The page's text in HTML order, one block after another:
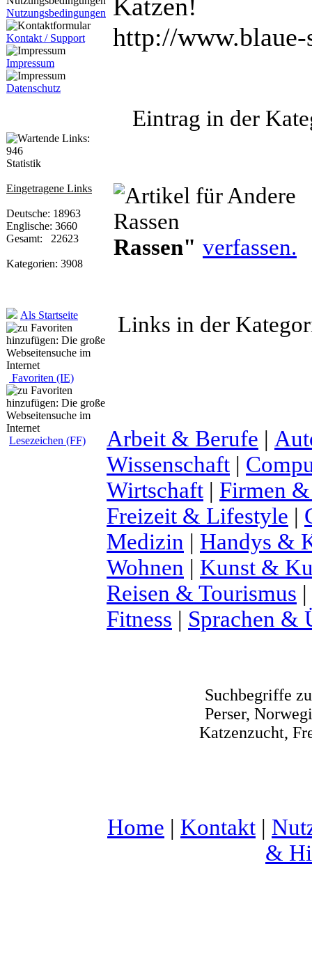
Nutzungsbedingungen
Kontakt / Support
Impressum
Datenschutz
Statistik
Eingetragene Links
Deutsche: 18963
Englische: 3660
Gesamt: 22623
Kategorien: 3908
Als Startseite
Favoriten (IE)
Lesezeichen (FF)
Katzen!
http://www.blaue-
Eintrag in der
Rassen" verfassen.
Links in der
Arbeit & Berufe |
Wissenschaft |
Wirtschaft | Firmen
Freizeit & Lifestyle |
Medizin | Handys &
Wohnen | Kunst &
Reisen & Tourismus |
Fitness | Sprachen &
Suchbegriffe
Perser,
Katzenzucht,
Home | Kontakt |
&